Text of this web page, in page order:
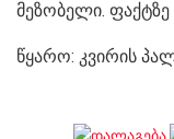
მეზობელი.
წყარო: კვირის